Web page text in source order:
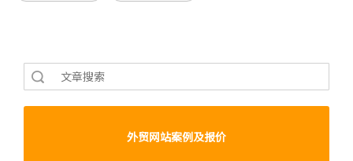
外贸网站案例及报价